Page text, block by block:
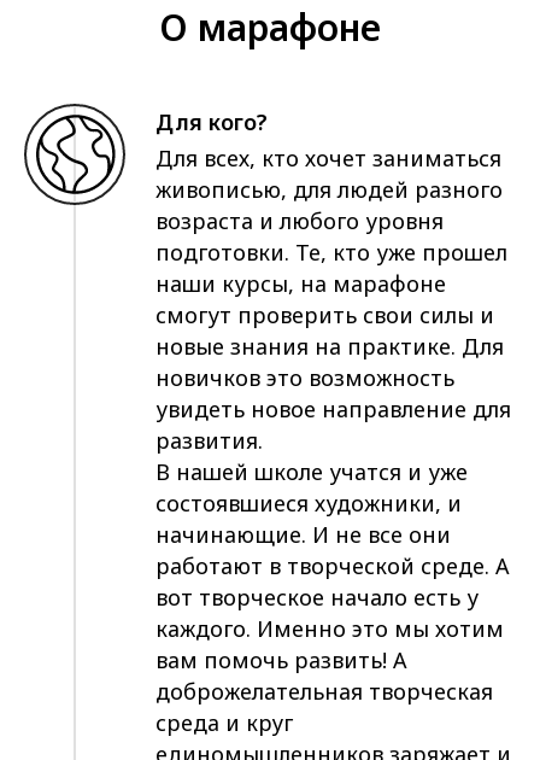
О марафоне
Для кого?
Для всех, кто хочет заниматься
живописью, для людей разного
возраста и любого уровня
подготовки. Те, кто уже прошел
наши курсы, на марафоне
смогут проверить свои силы и
новые знания на практике. Для
новичков это возможность
увидеть новое направление для
развития.
В нашей школе учатся и уже
состоявшиеся художники, и
начинающие. И не все они
работают в творческой среде. А
вот творческое начало есть у
каждого. Именно это мы хотим
вам помочь развить! А
доброжелательная творческая
среда и круг
единомышленников заряжает и